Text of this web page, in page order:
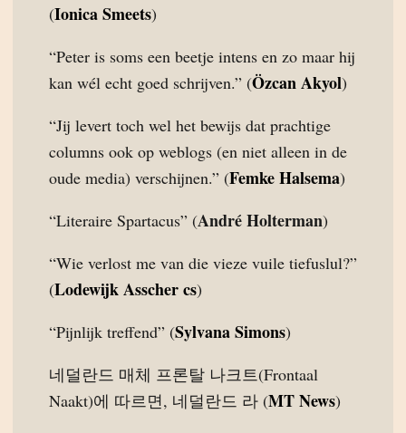
(Ionica Smeets)
“Peter is soms een beetje intens en zo maar hij
kan wél echt goed schrijven.” (Özcan Akyol)
“Jij levert toch wel het bewijs dat prachtige
columns ook op weblogs (en niet alleen in de
oude media) verschijnen.” (Femke Halsema)
“Literaire Spartacus” (André Holterman)
“Wie verlost me van die vieze vuile tiefuslul?”
(Lodewijk Asscher cs)
“Pijnlijk treffend” (Sylvana Simons)
네덜란드 매체 프론탈 나크트(Frontaal
Naakt)에 따르면, 네덜란드 라 (MT News)